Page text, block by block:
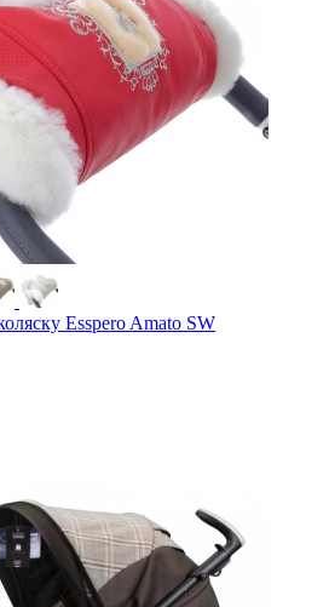
Esspero Amato SW